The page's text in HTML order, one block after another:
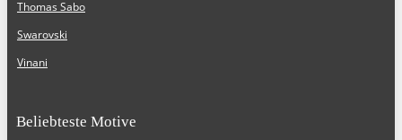
Thomas Sabo
Swarovski
Vinani
Beliebteste Motive